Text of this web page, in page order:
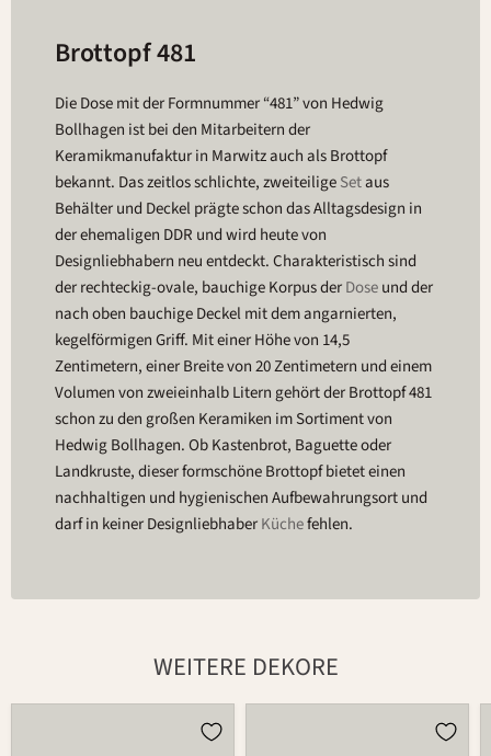
Brottopf 481
Die Dose mit der Formnummer “481” von Hedwig
Bollhagen ist bei den Mitarbeitern der
Keramikmanufaktur in Marwitz auch als Brottopf
bekannt. Das zeitlos schlichte, zweiteiligeSetaus
Behälter und Deckel prägte schon das Alltagsdesign in
der ehemaligen DDR und wird heute von
Designliebhabern neu entdeckt. Charakteristisch sind
der rechteckig-ovale, bauchige Korpus derDoseund der
nach oben bauchige Deckel mit dem angarnierten,
kegelförmigen Griff. Mit einer Höhe von 14,5
Zentimetern, einer Breite von 20 Zentimetern und einem
Volumen von zweieinhalb Litern gehört der Brottopf 481
schon zu den großen Keramiken im Sortiment von
Hedwig Bollhagen. Ob Kastenbrot, Baguette oder
Landkruste, dieser formschöne Brottopf bietet einen
nachhaltigen und hygienischen Aufbewahrungsort und
darf in keiner DesignliebhaberKüchefehlen.
WEITERE DEKORE